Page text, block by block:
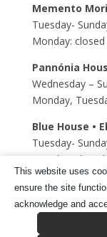
Memento
Tuesday-
Monday: closed
Pannónia
Wednesday –
Monday,
Blue House •
Tuesday-
Monday: closed
Szent Mihály
Tuesday-
Monday: closed
This website uses
ensure the site
acknowledge and